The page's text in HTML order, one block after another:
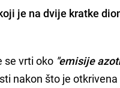
je na dvije kratke
se vrti oko "emisije
nakon što je